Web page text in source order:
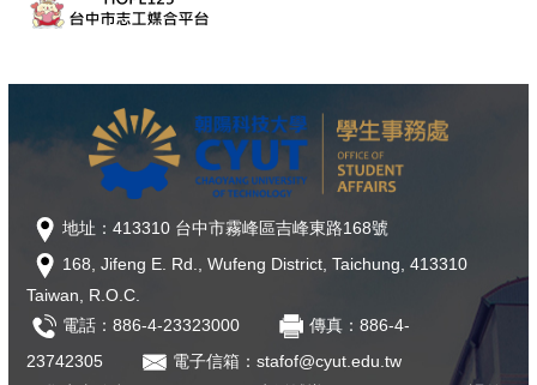
地址：413310 台中市霧峰區吉峰東路168號
168, Jifeng E. Rd., Wufeng District, Taichung, 413310
Taiwan, R.O.C.
電話：886-4-23323000
傳真：886-4-
23742305
電子信箱：stafof@cyut.edu.tw